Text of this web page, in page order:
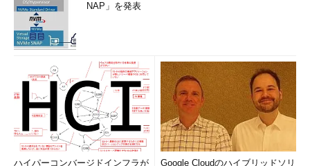
NAP」を発表
ハイパーコンバージドインフラが
Google Cloudのハイブリッドソリ